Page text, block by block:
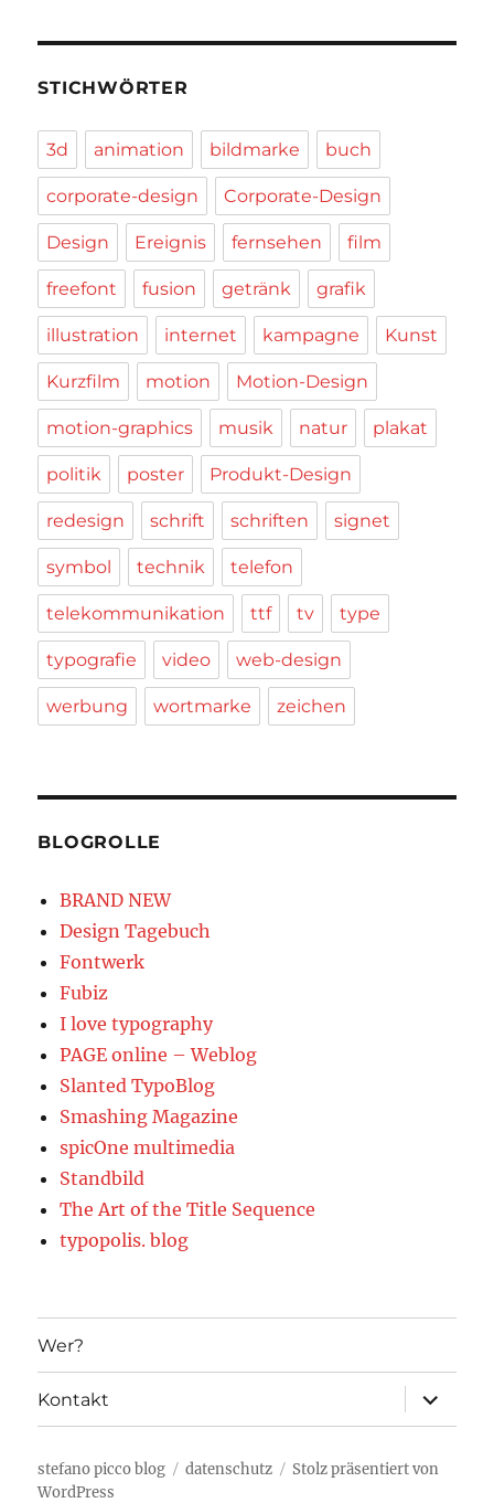
STICHWÖRTER
3d animation bildmarke buch
corporate-design Corporate-Design
Design Ereignis fernsehen film
freefont fusion getränk grafik
illustration internet kampagne Kunst
Kurzfilm motion Motion-Design
motion-graphics musik natur plakat
politik poster Produkt-Design
redesign schrift schriften signet
symbol technik telefon
telekommunikation ttf tv type
typografie video web-design
werbung wortmarke zeichen
BLOGROLLE
BRAND NEW
Design Tagebuch
Fontwerk
Fubiz
I love typography
PAGE online – Weblog
Slanted TypoBlog
Smashing Magazine
spicOne multimedia
Standbild
The Art of the Title Sequence
typopolis. blog
Wer?
Kontakt
öffnen
stefano picco blog datenschutz
Stolz präsentiert von
WordPress